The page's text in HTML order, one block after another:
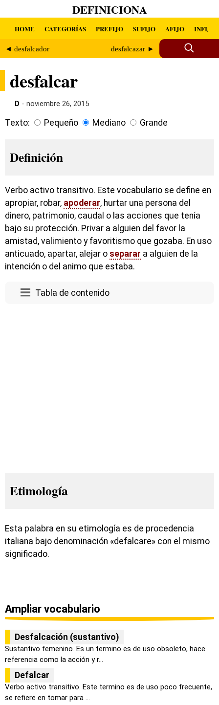
DEFINICIONA
HOME CATEGORÍAS PREFIJO SUFIJO AFIJO INFIJO
◄ desfalcador desfalcazar ►
desfalcar
D - noviembre 26, 2015
Texto: Pequeño Mediano Grande
Definición
Verbo activo transitivo. Este vocabulario se define en
apropiar, robar, apoderar, hurtar una persona del
dinero, patrimonio, caudal o las acciones que tenía
bajo su protección. Privar a alguien del favor la
amistad, valimiento y favoritismo que gozaba. En uso
anticuado, apartar, alejar o separar a alguien de la
intención o del animo que estaba.
Tabla de contenido
Etimología
Esta palabra en su etimología es de procedencia
italiana bajo denominación «defalcare» con el mismo
significado.
Ampliar vocabulario
Desfalcación (sustantivo)
Sustantivo femenino. Es un termino es de uso obsoleto, hace
referencia como la acción y r...
Defalcar
Verbo activo transitivo. Este termino es de uso poco frecuente,
se refiere en tomar para ...